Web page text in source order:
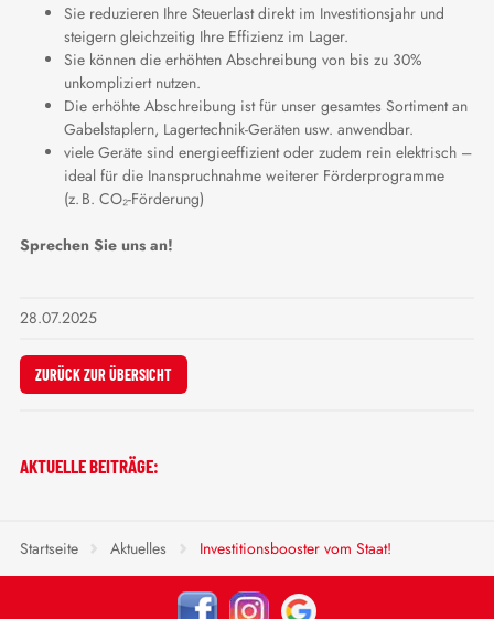
Sie reduzieren Ihre Steuerlast direkt im Investitionsjahr und
steigern gleichzeitig Ihre Effizienz im Lager.
Sie können die erhöhten Abschreibung von bis zu 30%
unkompliziert nutzen.
Die erhöhte Abschreibung ist für unser gesamtes Sortiment an
Gabelstaplern, Lagertechnik-Geräten usw. anwendbar.
viele Geräte sind energieeffizient oder zudem rein elektrisch –
ideal für die Inanspruchnahme weiterer Förderprogramme
(z. B. CO₂-Förderung)
Sprechen Sie uns an!
28.07.2025
ZURÜCK ZUR ÜBERSICHT
AKTUELLE BEITRÄGE:
Startseite Aktuelles Investitionsbooster vom Staat!